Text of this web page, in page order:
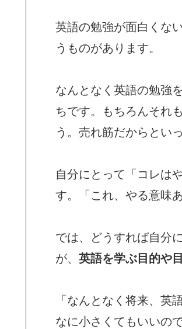
英語の勉強が面白くな
うものがあります。
なんとなく英語の勉強
ちです。もちろんそれ
う。売れ筋だからとい
自分にとって「コレは
す。「これ、やる意味
では、どうすれば自分
が、 英語を学ぶ目的や
「なんとなく将来、英
なに小さくてもいいの